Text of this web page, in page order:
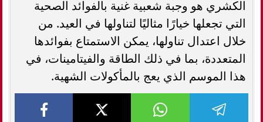
الكشري هو وجبة شعبية غنية بالفوائد الصحية
التي تجعلها خيارًا مثاليًا لتناولها في العيد. من
خلال اعتدال تناولها، يمكن الاستمتاع بفوائدها
المتعددة، بما في ذلك الطاقة والفيتامينات، في
هذا الموسم الذي يعج بالمأكولات الشهية.